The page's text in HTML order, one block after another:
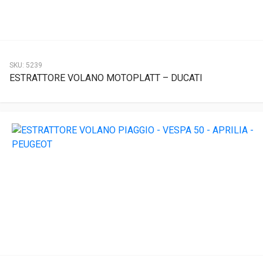
SKU: 5239
ESTRATTORE VOLANO MOTOPLATT – DUCATI